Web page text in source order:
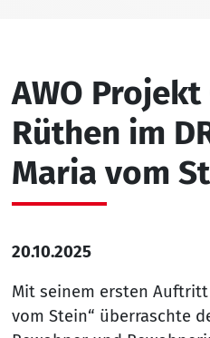
AWO
Rüthen im
Maria vom
20.10.2025
Mit seinem ersten Auftritt
vom Stein“ überraschte